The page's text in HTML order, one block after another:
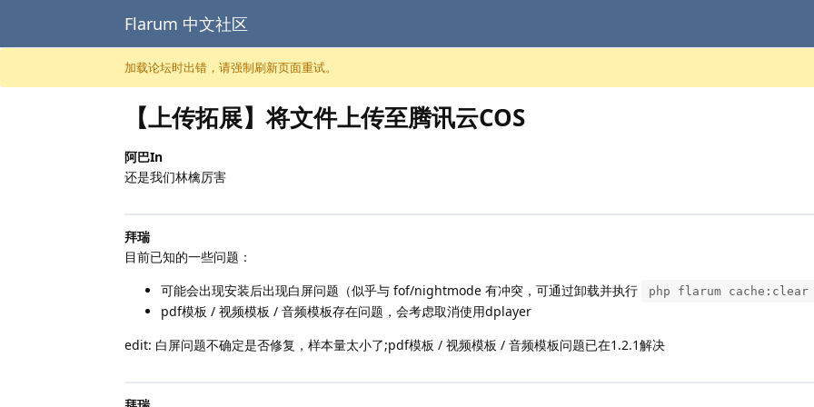
跳至内容
Flarum 中文社区
加载论坛时出错，请强制刷新页面重试。
【上传拓展】将文件上传至腾讯云COS
阿巴In
还是我们林檎厉害
拜瑞
目前已知的一些问题：
可能会出现安装后出现白屏问题（似乎与 fof/nightmode 有冲突，可通过卸载并执行
php flarum cache:clear
pdf模板 / 视频模板 / 音频模板存在问题，会考虑取消使用dplayer
edit: 白屏问题不确定是否修复，样本量太小了;pdf模板 / 视频模板 / 音频模板问题已在1.2.1解决